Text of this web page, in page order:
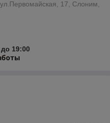
17, Слоним,
19:00